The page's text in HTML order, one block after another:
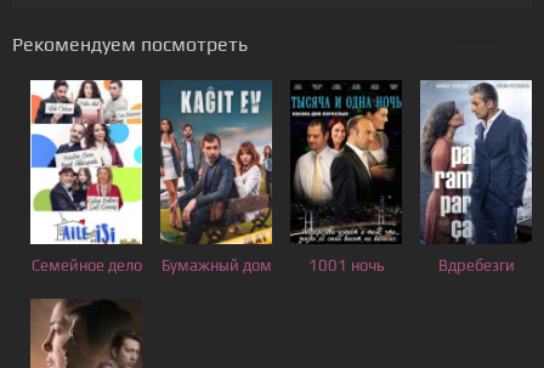
Рекомендуем посмотреть
Семейное дело Бумажный дом 1001 ночь Вдребезги